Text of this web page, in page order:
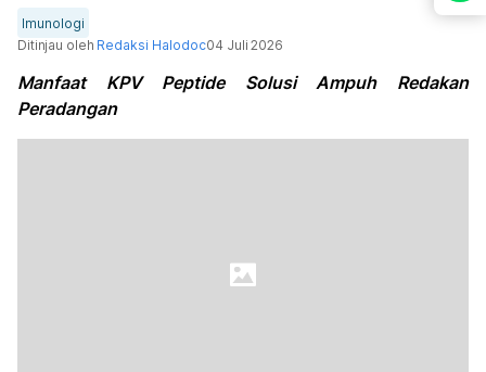
Imunologi
Ditinjau oleh Redaksi Halodoc04 Juli 2026
Manfaat KPV Peptide Solusi Ampuh Redakan
Peradangan